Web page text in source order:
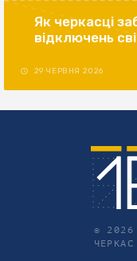
Як черкасці
відключень
29 ЧЕРВНЯ 2026
©
ЧЕРКАС